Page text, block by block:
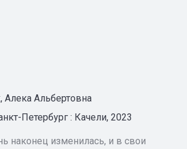
Алека Альбертовна
Петербург : Качели, 2023
наконец изменилась, и в свои